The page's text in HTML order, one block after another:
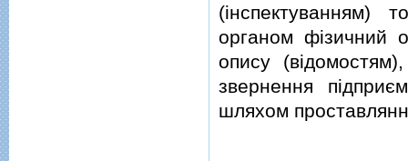
(iнспектуванням)
органом фiзичний
опису
звернення
шляхом